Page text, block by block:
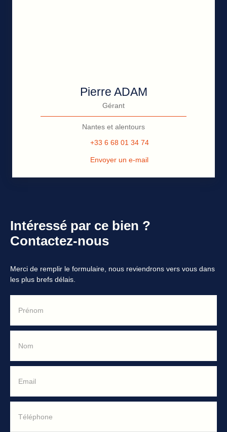
Pierre ADAM
Gérant
Nantes et alentours
+33 6 68 01 34 74
Envoyer un e-mail
Intéressé par ce bien ?
Contactez-nous
Merci de remplir le formulaire, nous reviendrons vers vous dans
les plus brefs délais.
Prénom
Nom
Email
Téléphone